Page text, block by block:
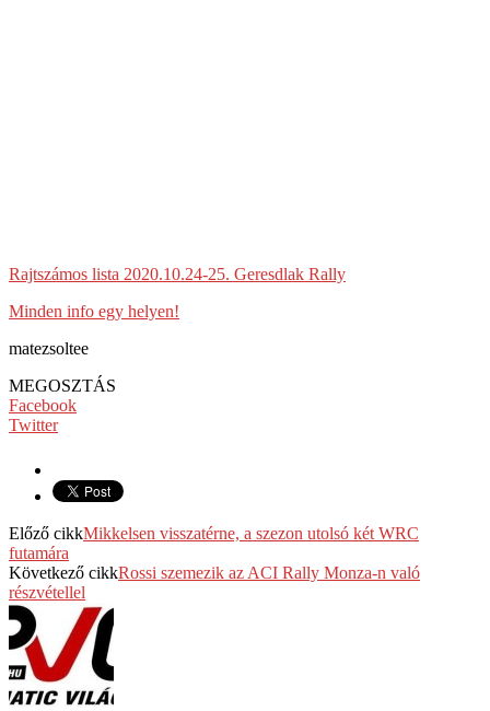
Rajtszámos lista 2020.10.24-25. Geresdlak Rally
Minden info egy helyen!
matezsoltee
MEGOSZTÁS
Facebook
Twitter
Előző cikkMikkelsen visszatérne, a szezon utolsó két WRC
futamára
Következő cikkRossi szemezik az ACI Rally Monza-n való
részvétellel